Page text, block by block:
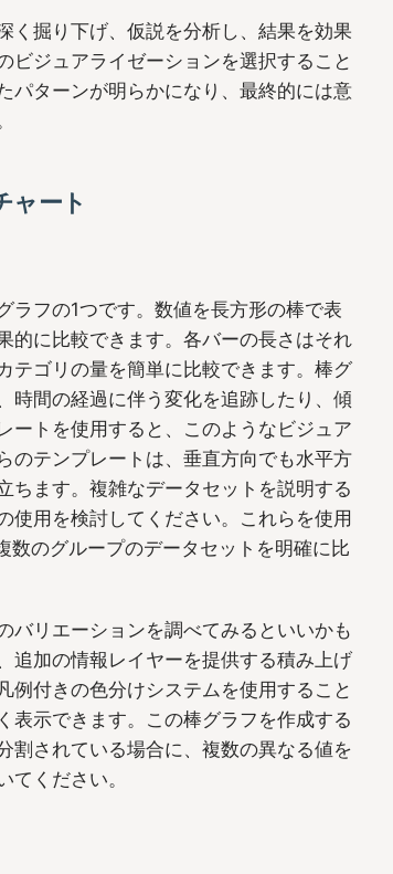
く掘り下げ、仮説を分析し、結果を効果
ビジュアライゼーションを選択すること
パターンが明らかになり、最終的には意
ャート
ラフの1つです。数値を長方形の棒で表
的に比較できます。各バーの長さはそれ
テゴリの量を簡単に比較できます。棒グ
時間の経過に伴う変化を追跡したり、傾
ートを使用すると、このようなビジュア
のテンプレートは、垂直方向でも水平方
ちます。複雑なデータセットを説明する
使用を検討してください。これらを使用
のグループのデータセットを明確に比
バリエーションを調べてみるといいかも
追加の情報レイヤーを提供する積み上げ
例付きの色分けシステムを使用すること
表示できます。この棒グラフを作成する
割されている場合に、複数の異なる値を
てください。